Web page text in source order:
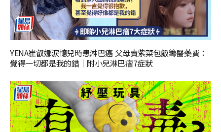
YENA崔叡娜淚憶兒時患淋巴癌 父母賣紫菜包飯籌醫藥費：
覺得一切都是我的錯｜附小兒淋巴瘤7症狀